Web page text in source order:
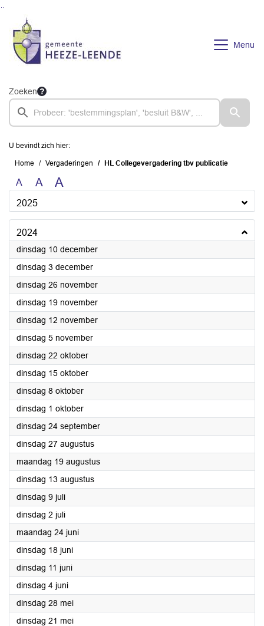
Menu
Zoeken
U bevindt zich hier:
Home Vergaderingen HL Collegevergadering tbv publicatie
A A A
2025
2024
dinsdag 10 december2024
dinsdag 3 december2024
dinsdag 26 november2024
dinsdag 19 november2024
dinsdag 12 november2024
dinsdag 5 november2024
dinsdag 22 oktober2024
dinsdag 15 oktober2024
dinsdag 8 oktober2024
dinsdag 1 oktober2024
dinsdag 24 september2024
dinsdag 27 augustus2024
maandag 19 augustus2024
dinsdag 13 augustus2024
dinsdag 9 juli2024
dinsdag 2 juli2024
maandag 24 juni2024
dinsdag 18 juni2024
dinsdag 11 juni2024
dinsdag 4 juni2024
dinsdag 28 mei2024
dinsdag 21 mei2024